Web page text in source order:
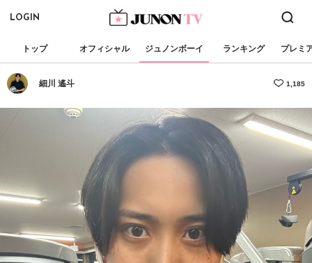
LOGIN
トップ オフィシャル ジュノンボーイ ランキング プレミ
細川 遙斗 1,185